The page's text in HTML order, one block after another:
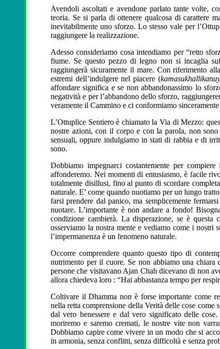
Avendoli ascoltati e avendone parlato tante volte,
teoria. Se si parla di ottenere qualcosa di carattere
inevitabilmente uno sforzo. Lo stesso vale per
raggiungere la realizzazione.
Adesso consideriamo cosa intendiamo per “retto
fiume. Se questo pezzo di legno non si incaglia
raggiungerà sicuramente il mare. Con riferimento
estremi dell’indulgere nel piacere (
affondare significa e se non abbandonassimo lo
negatività e per l’abbandono dello sforzo,
veramente il Cammino e ci conformiamo
L’Ottuplice Sentiero è chiamato la Via di Mezzo:
nostre azioni, con il corpo e con la parola, non
sensuali, oppure indulgiamo in stati di rabbia e di
sono.
Dobbiamo impegnarci costantemente per
affonderemo. Nei momenti di entusiasmo, è facile
totalmente disillusi, fino al punto di scordare
naturale. E’ come quando nuotiamo per un lungo
farsi prendere dal panico, ma semplicemente
nuotare. L’importante è non andare a fondo!
condizione cambierà. La disperazione, se è questa
osserviamo la nostra mente e vediamo come i nostri
l’impermanenza è un fenomeno naturale.
Occorre comprendere quanto questo tipo di
nutrimento per il cuore. Se non abbiamo una chiara
persone che visitavano Ajan Chah dicevano di non
allora chiedeva loro : “Hai abbastanza tempo per
Coltivare il Dhamma non è forse importante come
nella retta comprensione della Verità delle cose
dal vero benessere e dal vero significato delle
moriremo e saremo cremati, le nostre vite non
Dobbiamo capire come vivere in un modo che si
in armonia, senza conflitti, senza difficoltà e senza